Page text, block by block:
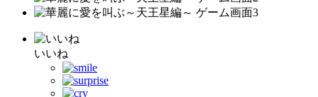
いいね